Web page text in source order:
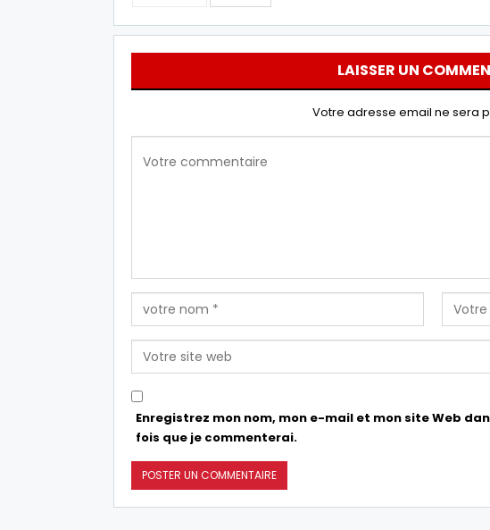
LAISSER UN
Votre adresse email ne sera
Enregistrez mon nom, mon e-mail et mon site Web
fois que je commenterai.